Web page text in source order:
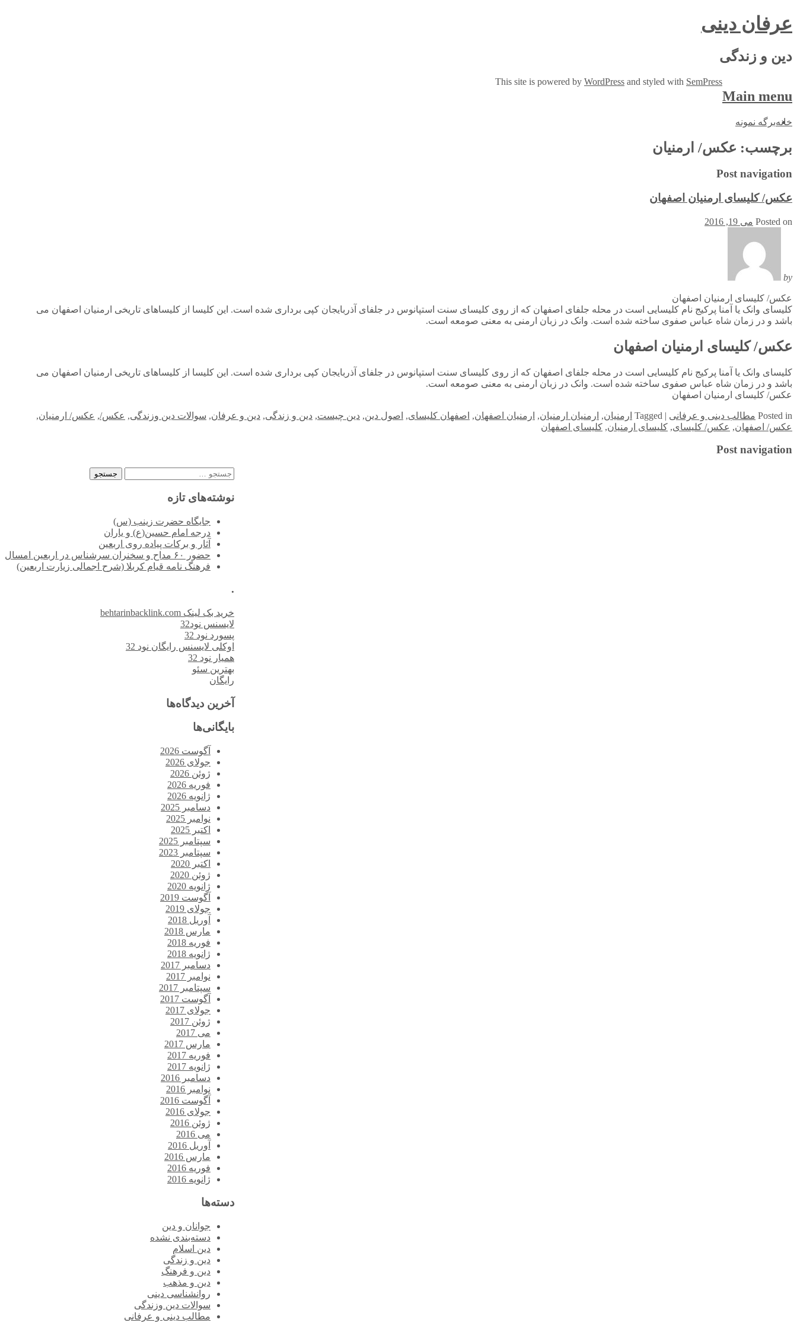
عرفان دینی
دین و زندگی
Main menu
Skip
خانهبرگه نمونه
برچسب: عکس/ ارمنیان
Post navigation
عکس/ کلیسای ارمنیان اصفهان
Posted on می 19, 2016
by
عکس/ کلیسای ارمنیان اصفهان
کلیسای وانک یا آمنا پرکیج نام کلیسایی است در محله جلفای اصفهان که از روی کلیسای سنت استپانوس در جلفای آذربایجان کپی برداری شده‌ است. این کلیسا از کلیساهای تاریخی ارمنیان اصفهان می‌
باشد و در زمان شاه عباس صفوی ساخته شده‌ است. وانک در زبان ارمنی به معنی صومعه است.
عکس/ کلیسای ارمنیان اصفهان
کلیسای وانک یا آمنا پرکیج نام کلیسایی است در محله جلفای اصفهان که از روی کلیسای سنت استپانوس در جلفای آذربایجان کپی برداری شده‌ است. این کلیسا از کلیساهای تاریخی ارمنیان اصفهان می‌
باشد و در زمان شاه عباس صفوی ساخته شده‌ است. وانک در زبان ارمنی به معنی صومعه است.
عکس/ کلیسای ارمنیان اصفهان
Posted in مطالب دینی و عرفانی |
Tagged ارمنیان, ارمنیان ارمنیان, ارمنیان اصفهان, اصفهان کلیسای, اصول دین, دین چیست, دین و زندگی, دین و عرفان, سوالات دین وزندگی, عکس/, عکس/ ارمنیان,
عکس/ اصفهان, عکس/ کلیسای, کلیسای ارمنیان, کلیسای اصفهان
Post navigation
جستجو
نوشته‌های تازه
جایگاه حضرت زینب (س)
درجه امام حسین(ع) و یاران
آثار و برکات پیاده روی اربعین
حضور ۶۰ مداح و سخنران سرشناس در اربعین امسال
فرهنگ نامه قیام کربلا (شرح اجمالی زیارت اربعین)
.
خرید بک لینک behtarinbacklink.com
لایسنس نود32
پسورد نود 32
اوکلی لایسنس رایگان نود 32
همیار نود 32
بهترین سئو
رایگان
آخرین دیدگاه‌ها
بایگانی‌ها
آگوست 2026
جولای 2026
ژوئن 2026
فوریه 2026
ژانویه 2026
دسامبر 2025
نوامبر 2025
اکتبر 2025
سپتامبر 2025
سپتامبر 2023
اکتبر 2020
ژوئن 2020
ژانویه 2020
آگوست 2019
جولای 2019
آوریل 2018
مارس 2018
فوریه 2018
ژانویه 2018
دسامبر 2017
نوامبر 2017
سپتامبر 2017
آگوست 2017
جولای 2017
ژوئن 2017
می 2017
مارس 2017
فوریه 2017
ژانویه 2017
دسامبر 2016
نوامبر 2016
آگوست 2016
جولای 2016
ژوئن 2016
می 2016
آوریل 2016
مارس 2016
فوریه 2016
ژانویه 2016
دسته‌ها
جوانان و دین
دسته‌بندی نشده
دین اسلام
دین و زندگی
دین و فرهنگ
دین و مذهب
روانشناسی دینی
سوالات دین وزندگی
مطالب دینی و عرفانی
This site is powered by WordPress and styled with SemPress